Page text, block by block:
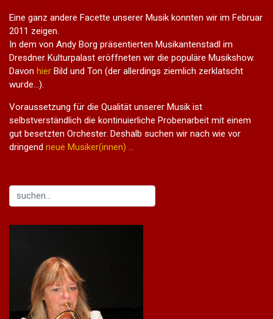
Eine ganz andere Facette unserer Musik konnten wir im Februar
2011 zeigen.
In dem von Andy Borg präsentierten Musikantenstadl im
Dresdner Kulturpalast eröffneten wir die populäre Musikshow.
Davon hier Bild und Ton (der allerdings ziemlich zerklatscht
wurde...).
Voraussetzung für die Qualität unserer Musik ist
selbstverständlich die kontinuierliche Probenarbeit mit einem
gut besetzten Orchester. Deshalb suchen wir nach wie vor
dringend neue Musiker(innen) ...